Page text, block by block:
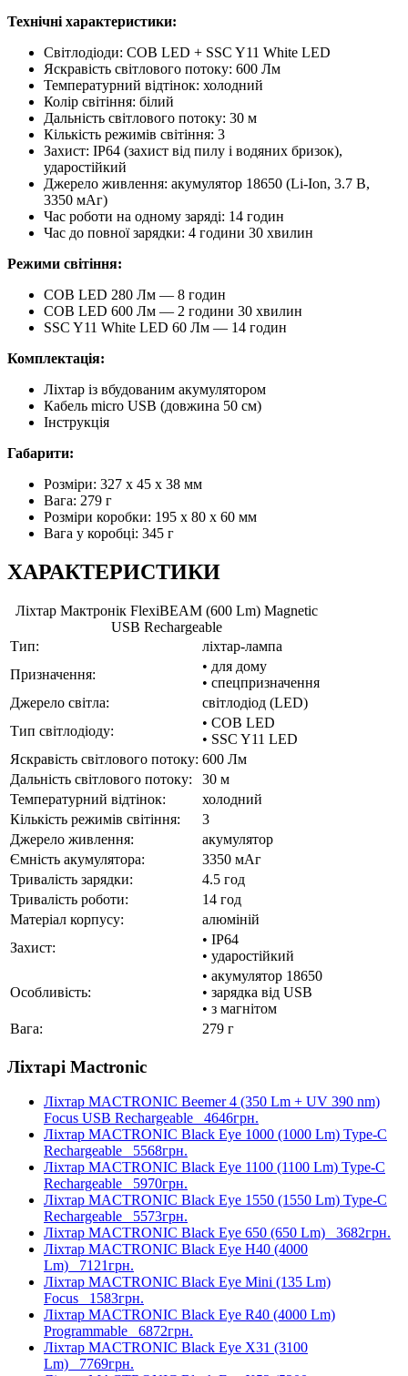
Технічні характеристики:
Світлодіоди: COB LED + SSC Y11 White LED
Яскравість світлового потоку: 600 Лм
Температурний відтінок: холодний
Колір світіння: білий
Дальність світлового потоку: 30 м
Кількість режимів світіння: 3
Захист: IP64 (захист від пилу і водяних бризок),
ударостійкий
Джерело живлення: акумулятор 18650 (Li-Ion, 3.7 В,
3350 мАг)
Час роботи на одному заряді: 14 годин
Час до повної зарядки: 4 години 30 хвилин
Режими світіння:
COB LED 280 Лм — 8 годин
COB LED 600 Лм — 2 години 30 хвилин
SSC Y11 White LED 60 Лм — 14 годин
Комплектація:
Ліхтар із вбудованим акумулятором
Кабель micro USB (довжина 50 см)
Інструкція
Габарити:
Розміри: 327 х 45 х 38 мм
Вага: 279 г
Розміри коробки: 195 x 80 x 60 мм
Вага у коробці: 345 г
ХАРАКТЕРИСТИКИ
Ліхтар Мактронік FlexiBEAM (600 Lm) Magnetic
USB Rechargeable
Тип:
ліхтар-лампа
Призначення:
• для дому
• спецпризначення
Джерело світла:
світлодіод (LED)
Тип світлодіоду:
• COB LED
• SSC Y11 LED
Яскравість світлового потоку: 600 Лм
Дальність світлового потоку:
30 м
Температурний відтінок:
холодний
Кількість режимів світіння:
3
Джерело живлення:
акумулятор
Ємність акумулятора:
3350 мАг
Тривалість зарядки:
4.5 год
Тривалість роботи:
14 год
Матеріал корпусу:
алюміній
Захист:
• IP64
• ударостійкий
Особливість:
• акумулятор 18650
• зарядка від USB
• з магнітом
Вага:
279 г
Ліхтарі Mactronic
Ліхтар MACTRONIC Beemer 4 (350 Lm + UV 390 nm)
Focus USB Rechargeable 4646грн.
Ліхтар MACTRONIC Black Eye 1000 (1000 Lm) Type-C
Rechargeable 5568грн.
Ліхтар MACTRONIC Black Eye 1100 (1100 Lm) Type-C
Rechargeable 5970грн.
Ліхтар MACTRONIC Black Eye 1550 (1550 Lm) Type-C
Rechargeable 5573грн.
Ліхтар MACTRONIC Black Eye 650 (650 Lm) 3682грн.
Ліхтар MACTRONIC Black Eye H40 (4000
Lm) 7121грн.
Ліхтар MACTRONIC Black Eye Mini (135 Lm)
Focus 1583грн.
Ліхтар MACTRONIC Black Eye R40 (4000 Lm)
Programmable 6872грн.
Ліхтар MACTRONIC Black Eye X31 (3100
Lm) 7769грн.